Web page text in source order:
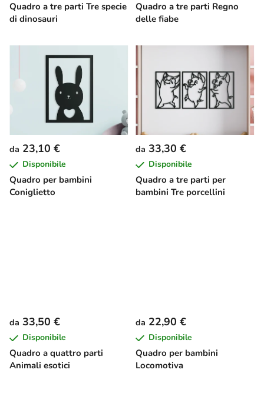
Quadro a tre parti Tre specie
di dinosauri
Quadro a tre parti Regno
delle fiabe
Quadro per bambini
Coniglietto
da 23,10 €
Disponibile
Quadro a tre parti per
bambini Tre porcellini
da 33,30 €
Disponibile
Quadro a quattro parti
Animali esotici
da 33,50 €
Disponibile
Quadro per bambini
Locomotiva
da 22,90 €
Disponibile